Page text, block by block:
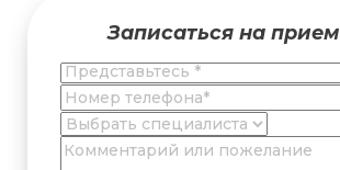
Записаться на прием